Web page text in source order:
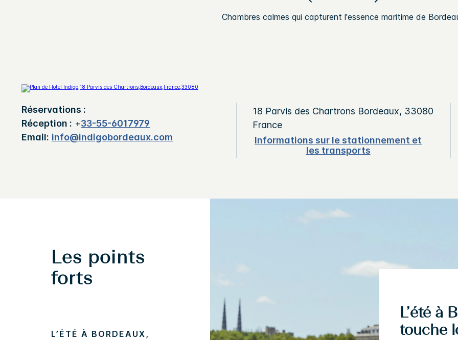
Chambres calmes qui capturent l'essence maritime de
Réservations :
Réception : +33-55-6017979
Email: info@indigobordeaux.com
18 Parvis des Chartrons Bordeaux, 33080
France
Informations sur le stationnement et
les transports
Les points
forts
L’ÉTÉ À BORDEAUX,
L’été à
touche